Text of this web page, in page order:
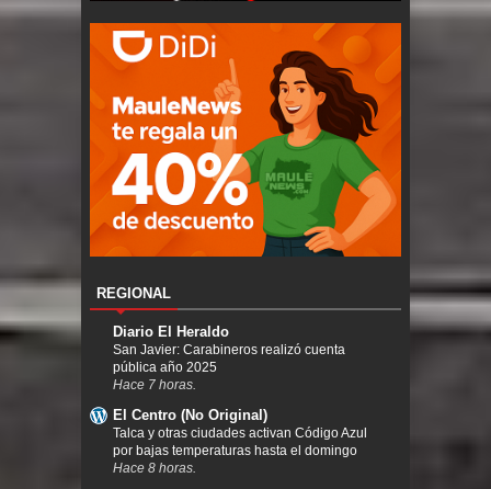
REGIONAL
Diario El Heraldo
San Javier: Carabineros realizó cuenta
pública año 2025
Hace 7 horas.
El Centro (No Original)
Talca y otras ciudades activan Código Azul
por bajas temperaturas hasta el domingo
Hace 8 horas.